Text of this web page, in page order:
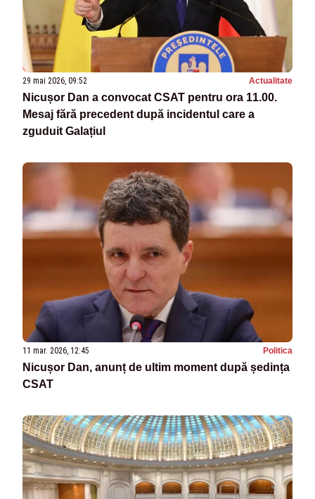
29 mai 2026, 09:52 Actualitate
Nicușor Dan a convocat CSAT pentru ora 11.00.
Mesaj fără precedent după incidentul care a
zguduit Galațiul
11 mar. 2026, 12:45 Politica
Nicușor Dan, anunț de ultim moment după ședința
CSAT